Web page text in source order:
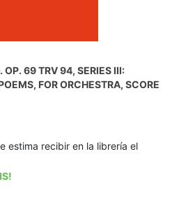
OP. 69 TRV 94, SERIES III:
FOR ORCHESTRA, SCORE
estima recibir en la librería el